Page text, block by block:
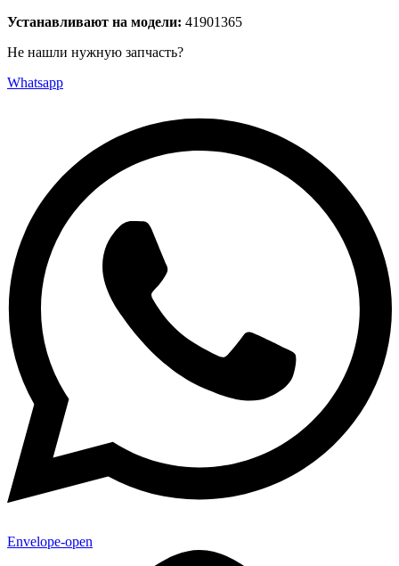
Устанавливают на модели: 41901365
Не нашли нужную запчасть?
Whatsapp
Envelope-open